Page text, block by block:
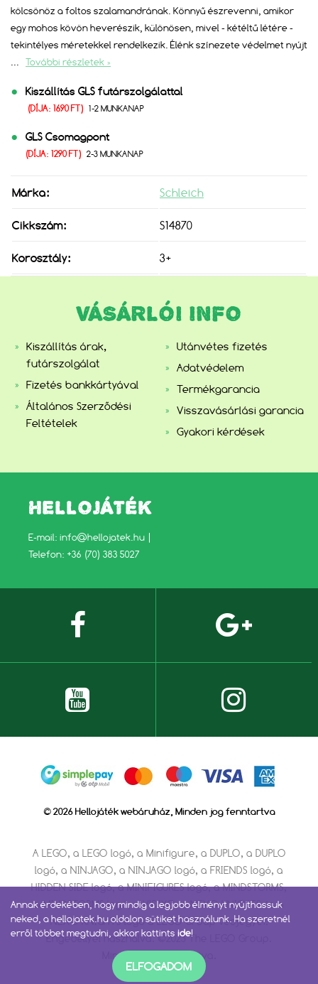
kölcsönöz a foltos szalamandrának. Könnyű észrevenni, amikor
egy mohos kövön heverészik, különösen, mivel - kétéltű létére -
tekintélyes méretekkel rendelkezik. Élénk színezete védelmet nyújt
További részletek »
Kiszállítás GLS futárszolgálattal
(DÍJA: 1690 FT) 1-2 MUNKANAP
GLS Csomagpont
(DÍJA: 1290 FT) 2-3 MUNKANAP
Márka: Schleich
Cikkszám: S14870
Korosztály: 3+
VÁSÁRLÓI INFO
Kiszállítás árak,
futárszolgálat
Fizetés bankkártyával
Általános Szerződési
Feltételek
Utánvétes fizetés
Adatvédelem
Termékgarancia
Visszavásárlási garancia
Gyakori kérdések
HELLOJÁTÉK
E-mail: info@hellojatek.hu
Telefon: +36 (70) 383 5027
© 2026 Hellojáték webáruház, Minden jog fenntartva
A LEGO, a LEGO logó, a Minifigure, a DUPLO, a DUPLO
logó, a NINJAGO, a NINJAGO logó, a FRIENDS logó, a
HIDDEN SIDE logó, a MINIFIGURES logó, a MINDSTORMS,
a MINDSTORMS logó, a VIDIYO, a NEXO KNIGHTS és a
NEXO KNIGHTS logó a LEGO Group védjegyei.
Engedéllyel használva. ©2023 The LEGO Group.
Minden jog fenntartva.
Annak érdekében, hogy mindig a legjobb élményt nyújthassuk
neked, a hellojatek.hu oldalon sütiket használunk. Ha szeretnél
erről többet megtudni, akkor kattints ide!
ELFOGADOM